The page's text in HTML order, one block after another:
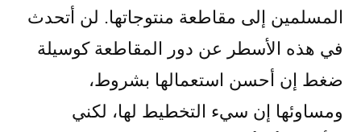
المسلمين إلى مقاطعة منتوجاتها. لن أتحدث
في هذه الأسطر عن دور المقاطعة كوسيلة
ضغط إن أحسن استعمالها بشروط،
ومساوئها إن سيء التخطيط لها، لكني